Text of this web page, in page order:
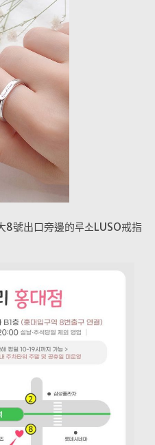
8號出口旁邊的루소LUSO戒指